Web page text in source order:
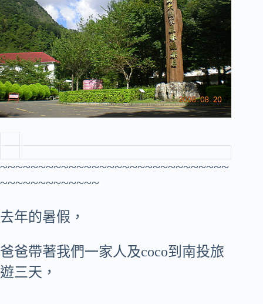
~~~~~~~~~~~~~~~~~~~~~~~~~~~~~~
~~~~~~~~~~~~~
去年的暑假，
爸爸帶著我們一家人及coco到南投旅
遊三天，